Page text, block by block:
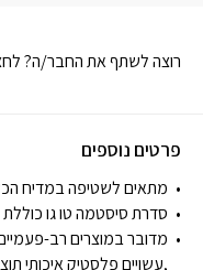
פרטים נוספים
מתאים לשטיפה במדיח
סדרת סיסטמה טו גו כוללת
מדובר במוצרים רב-
רוצה לשתף את החבר/ה?